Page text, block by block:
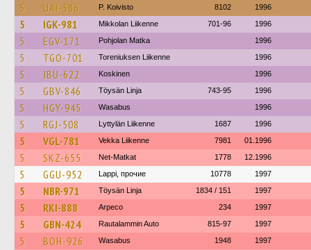
5 UAI-586 P. Koivisto 8102 1996
5 IGK-981 Mikkolan Liikenne 701-96 1996
5 EGV-171 Pohjolan Matka 1996
5 TGO-701 Toreniuksen Liikenne 1996
5 JBU-622 Koskinen 1996
5 GBV-846 Töysän Linja 743-95 1996
5 HGY-945 Wasabus 1996
5 RGJ-508 Lyttylän Liikenne 1687 1996
5 VGL-781 Vekka Liikenne 7981 01.1996
5 SKZ-655 Net-Matkat 1778 12.1996
5 GGU-952 Lappi, прочие 10778 1997
5 NBR-971 Töysän Linja 1834 / 151 1997
5 RKI-888 Arpeco 234 1997
5 GBN-424 Rautalammin Auto 815-97 1997
5 BOH-926 Wasabus 1948 1997